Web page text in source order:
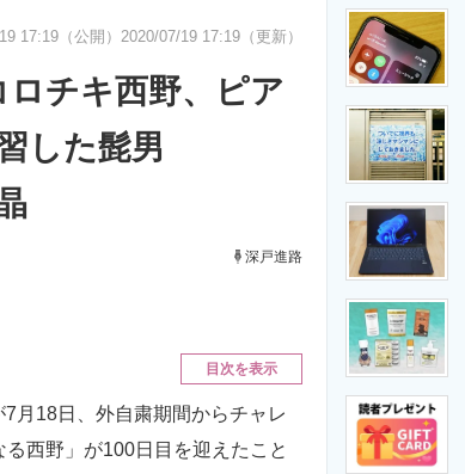
経営リーダーのコミュニティ
IT製品の技術・比較・事例 製造業のIT導入・活用を支援
エネルギーの専門メディア
17:19（公開） 2020/07/19 17:19（更新）
チキ西野、ピア
した髭男
深戸進路
目次を表示
月18日、外自粛期間からチャレ
西野」が100日目を迎えたこと